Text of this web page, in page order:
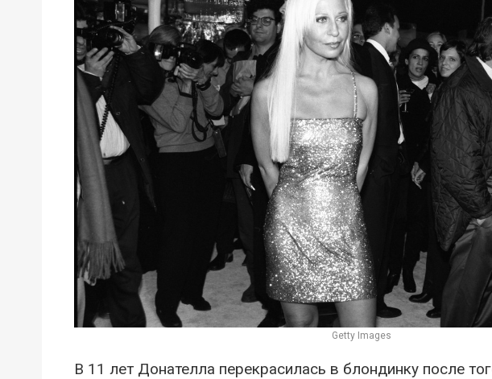
Getty Images
В 11 лет Донателла перекрасилась в блондинку после